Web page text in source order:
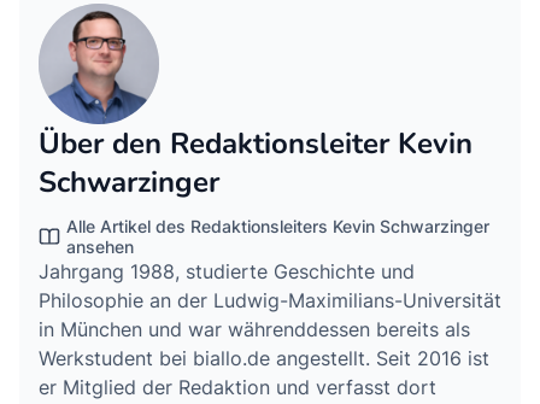
Über den Redaktionsleiter Kevin
Schwarzinger
Alle Artikel des Redaktionsleiters Kevin Schwarzinger
ansehen
Jahrgang 1988, studierte Geschichte und
Philosophie an der Ludwig-Maximilians-Universität
in München und war währenddessen bereits als
Werkstudent bei biallo.de angestellt. Seit 2016 ist
er Mitglied der Redaktion und verfasst dort